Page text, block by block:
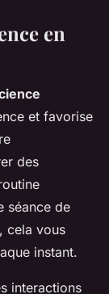
en
et favorise
des
séance de
cela vous
instant.
interactions